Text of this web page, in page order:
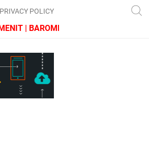
PRIVACY POLICY
| BAROMETER JAWA BARAT